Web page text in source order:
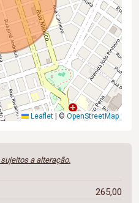
Leaflet ©OpenStreetMap
a alteração.
265,00